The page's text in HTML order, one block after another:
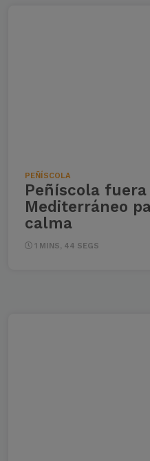
PEÑÍSCOLA
Peñíscola
Mediterráneo
calma
1 MINS, 44 SEGS